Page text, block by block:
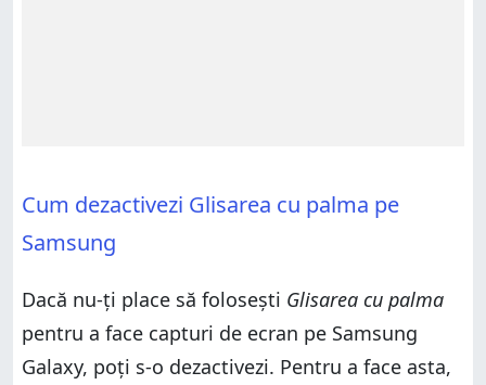
Cum dezactivezi Glisarea cu palma pe
Samsung
Dacă nu-ți place să folosești Glisarea cu palma
pentru a face capturi de ecran pe Samsung
Galaxy, poți s-o dezactivezi. Pentru a face asta,